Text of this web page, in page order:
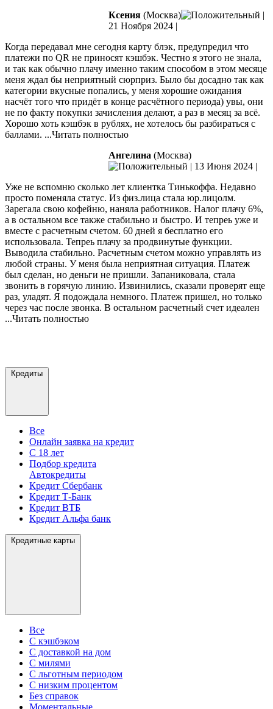
Ксения (Москва)
|
21 Ноября 2024 |
Когда передавал мне сегодня карту блэк, предупредил что
платежи по QR не приносят кэшбэк. Честно я этого не знала,
и так как обычно плачу именно таким способом в этом месяце
меня ждал бы неприятный сюрприз. Было бы досадно так как
категории вкусные попались, у меня хорошие ожидания
насчёт того что придёт в конце расчётного периода) увы, они
не по факту покупки зачисления делают, а раз в месяц за всё.
Хорошо хоть кэшбэк в рублях, не хотелось бы разбираться с
баллами. ...Читать полностью
Ангелина (Москва)
| 13 Июня 2024 |
Уже не вспомню сколько лет клиентка Тинькоффа. Недавно
просто поменяла статус. Из физ.лица стала юр.лицолм.
Зарегала свою кофейню, наняла работников. Налог плачу 6%,
а в остальном все также стабильно и быстро. И тепреь уже и
вместе с расчетным счетом. 60 дней я бесплатно его
использовала. Тепреь плачу за продвинутые функции.
Выводила стабильно. Расчетным счетом можно управлять из
любой страны. У меня была неприятная ситуация. Платеж
был сделан, но деньги не пришли. Запаниковала, стала
звонить в горячую линию. Извинились, сказали проверят еще
раз, уладят. Я подождала немного. Платеж пришел, но только
через час после звонка. В остальном расчетный счет идеален
...Читать полностью
Кредиты
Все
Онлайн заявка на кредит
С 18 лет
Подбор кредита
Автокредиты
Кредит Сбербанк
Кредит Т-Банк
Кредит ВТБ
Кредит Альфа банк
Кредитные карты
Все
С кэшбэком
С доставкой на дом
С милями
С льготным периодом
С низким процентом
Без справок
Моментальные